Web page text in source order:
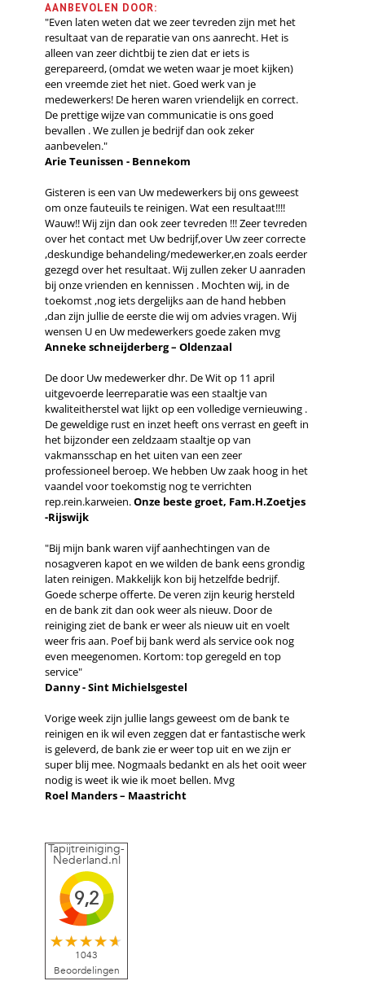
AANBEVOLEN DOOR:
"Even laten weten dat we zeer tevreden zijn met het
resultaat van de reparatie van ons aanrecht. Het is
alleen van zeer dichtbij te zien dat er iets is
gerepareerd, (omdat we weten waar je moet kijken)
een vreemde ziet het niet. Goed werk van je
medewerkers! De heren waren vriendelijk en correct.
De prettige wijze van communicatie is ons goed
bevallen . We zullen je bedrijf dan ook zeker
aanbevelen."
Arie Teunissen - Bennekom
Gisteren is een van Uw medewerkers bij ons geweest
om onze fauteuils te reinigen. Wat een resultaat!!!!
Wauw!! Wij zijn dan ook zeer tevreden !!! Zeer tevreden
over het contact met Uw bedrijf,over Uw zeer correcte
,deskundige behandeling/medewerker,en zoals eerder
gezegd over het resultaat. Wij zullen zeker U aanraden
bij onze vrienden en kennissen . Mochten wij, in de
toekomst ,nog iets dergelijks aan de hand hebben
,dan zijn jullie de eerste die wij om advies vragen. Wij
wensen U en Uw medewerkers goede zaken mvg
Anneke schneijderberg – Oldenzaal
De door Uw medewerker dhr. De Wit op 11 april
uitgevoerde leerreparatie was een staaltje van
kwaliteitherstel wat lijkt op een volledige vernieuwing .
De geweldige rust en inzet heeft ons verrast en geeft in
het bijzonder een zeldzaam staaltje op van
vakmansschap en het uiten van een zeer
professioneel beroep. We hebben Uw zaak hoog in het
vaandel voor toekomstig nog te verrichten
rep.rein.karweien.Onze beste groet, Fam.H.Zoetjes
-Rijswijk
"Bij mijn bank waren vijf aanhechtingen van de
nosagveren kapot en we wilden de bank eens grondig
laten reinigen. Makkelijk kon bij hetzelfde bedrijf.
Goede scherpe offerte. De veren zijn keurig hersteld
en de bank zit dan ook weer als nieuw. Door de
reiniging ziet de bank er weer als nieuw uit en voelt
weer fris aan. Poef bij bank werd als service ook nog
even meegenomen. Kortom: top geregeld en top
service"
Danny - Sint Michielsgestel
Vorige week zijn jullie langs geweest om de bank te
reinigen en ik wil even zeggen dat er fantastische werk
is geleverd, de bank zie er weer top uit en we zijn er
super blij mee. Nogmaals bedankt en als het ooit weer
nodig is weet ik wie ik moet bellen. Mvg
Roel Manders – Maastricht
Tapijtreiniging-
Nederland.nl
9,2
1043
Beoordelingen